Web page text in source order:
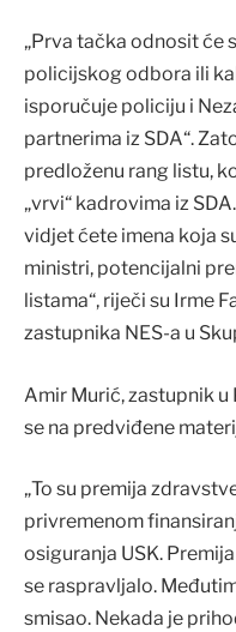
„Prva tačka odnosit će
policijskog odbora ili
isporučuje policiju i
partnerima iz SDA“.
predloženu rang listu,
„vrvi“ kadrovima iz
vidjet ćete imena koja
ministri, potencijalni
listama“, riječi su Irme
zastupnika NES-a u
Amir Murić, zastupnik
se na predviđene
„To su premija
privremenom
osiguranja USK.
se raspravljalo.
smisao. Nekada je